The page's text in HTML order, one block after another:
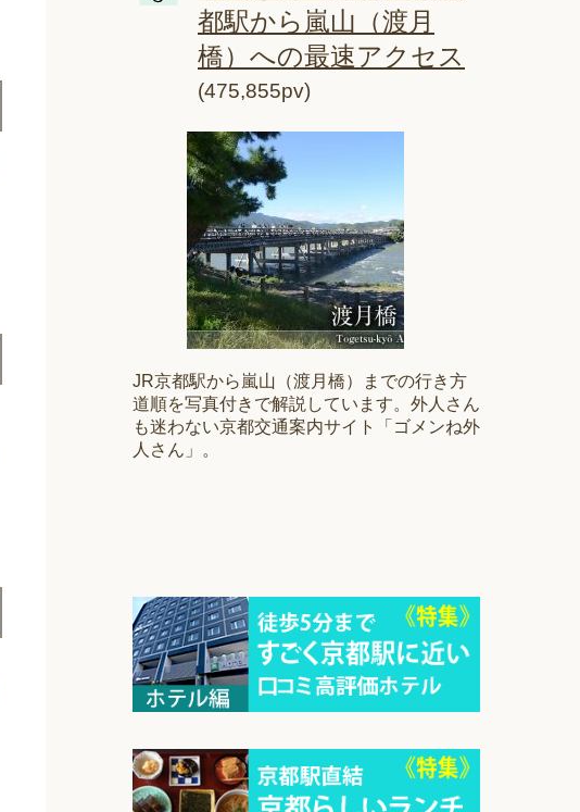
都駅から嵐山（渡月
橋）への最速アクセス
(475,855pv)
JR京都駅から嵐山（渡月橋）までの行き方
道順を写真付きで解説しています。外人さん
も迷わない京都交通案内サイト「ゴメンね外
人さん」。